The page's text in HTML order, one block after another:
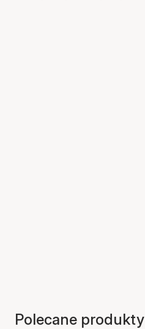
Polecane produkty